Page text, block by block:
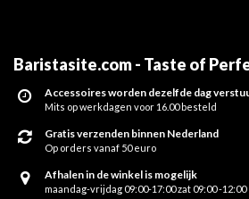
Baristasite.com - Taste of
Accessoires worden dezelfde dag
Mits op werkdagen voor 16.00 besteld
Gratis verzenden binnen Nederland
Op orders vanaf 50 euro
Afhalen in de winkel is mogelijk
maandag-vrijdag 09:00-17:00 zat 09:00 -12:00